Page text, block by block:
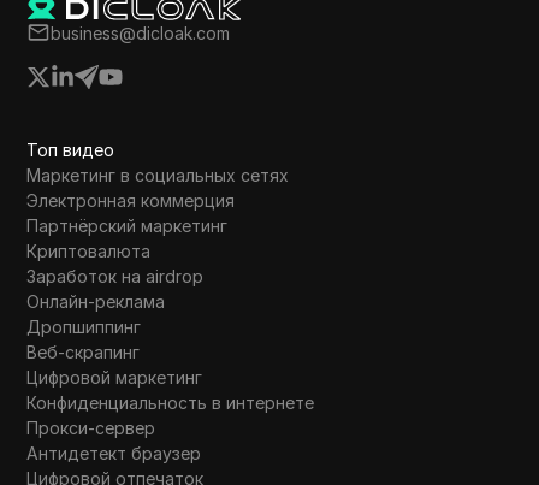
business@dicloak.com
Топ видео
Маркетинг в социальных сетях
Электронная коммерция
Партнёрский маркетинг
Криптовалюта
Заработок на airdrop
Онлайн-реклама
Дропшиппинг
Веб-скрапинг
Цифровой маркетинг
Конфиденциальность в интернете
Прокси-сервер
Антидетект браузер
Цифровой отпечаток